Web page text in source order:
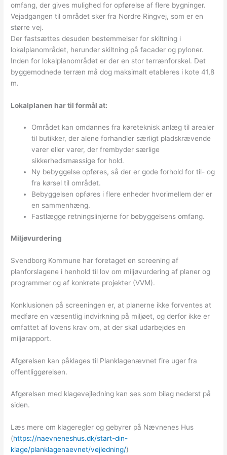
omfang, der gives mulighed for opførelse af flere bygninger.
Vejadgangen til området sker fra Nordre Ringvej, som er en
større vej.
Der fastsættes desuden bestemmelser for skiltning i
lokalplanområdet, herunder skiltning på facader og pyloner.
Inden for lokalplanområdet er der en stor terrænforskel. Det
byggemodnede terræn må dog maksimalt etableres i kote 41,8
m.
Lokalplanen har til formål at:
Området kan omdannes fra køreteknisk anlæg til arealer
til butikker, der alene forhandler særligt pladskrævende
varer eller varer, der frembyder særlige
sikkerhedsmæssige for hold.
Ny bebyggelse opføres, så der er gode forhold for til- og
fra kørsel til området.
Bebyggelsen opføres i flere enheder hvorimellem der er
en sammenhæng.
Fastlægge retningslinjerne for bebyggelsens omfang.
Miljøvurdering
Svendborg Kommune har foretaget en screening af
planforslagene i henhold til lov om miljøvurdering af planer og
programmer og af konkrete projekter (VVM).
Konklusionen på screeningen er, at planerne ikke forventes at
medføre en væsentlig indvirkning på miljøet, og derfor ikke er
omfattet af lovens krav om, at der skal udarbejdes en
miljørapport.
Afgørelsen kan påklages til Planklagenævnet fire uger fra
offentliggørelsen.
Afgørelsen med klagevejledning kan ses som bilag nederst på
siden.
Læs mere om klageregler og gebyrer på Nævnenes Hus
(https://naevneneshus.dk/start-din-
klage/planklagenaevnet/vejledning/)